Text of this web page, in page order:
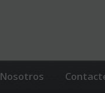
Nosotros